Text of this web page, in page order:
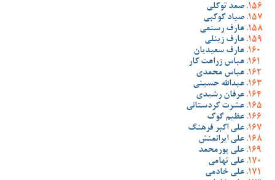
صمد توکلی
صیاد کوکبی
عارف رستمی
عارف زینلی
عارف سعیدیان
عباس زراعت کار
عباس محمدی
عبدالله حسینی
عرفان رشیدی
عشرت کردستانی
عظیم گوک
علی اکبر فرهنگ
علی ایرانمنش
علی پورمحمد
علی تهامی
علی خادمی